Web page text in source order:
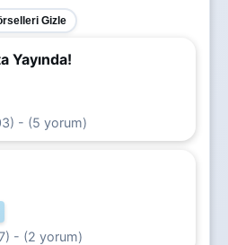
Gizle
Yayında!
- (5 yorum)
- (2 yorum)